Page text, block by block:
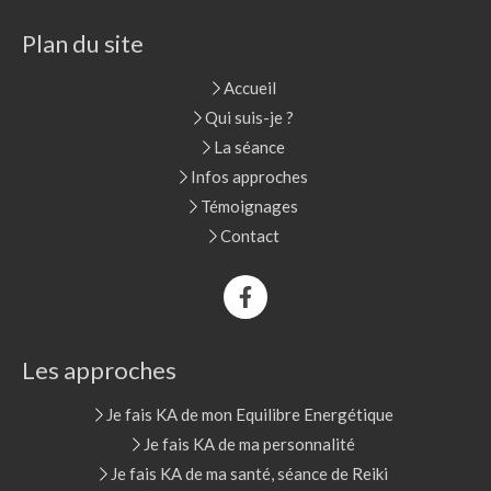
Plan du site
Accueil
Qui suis-je ?
La séance
Infos approches
Témoignages
Contact
Les approches
Je fais KA de mon Equilibre Energétique
Je fais KA de ma personnalité
Je fais KA de ma santé, séance de Reiki